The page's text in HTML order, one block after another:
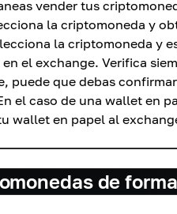
vender tus
la criptomoneda y
la criptomoneda y
el exchange. Verifica
puede que debas
el caso de una wallet en
wallet en papel al
de